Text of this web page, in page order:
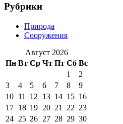
Рубрики
Природа
Сооружения
Август 2026
Пн Вт Ср Чт Пт Сб Вс
1
2
3
4 5 6 7 8
9
10 11 12 13 14 15 16
17 18 19 20 21 22 23
24 25 26 27 28 29 30